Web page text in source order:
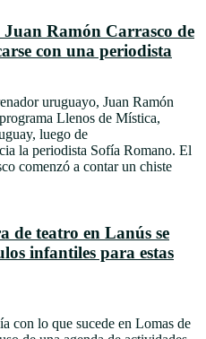
Ramón Carrasco de
con una periodista
uruguayo, Juan Ramón
Llenos de Mística,
luego de
la periodista Sofía Romano. El
comenzó a contar un chiste
de teatro en Lanús se
infantiles para estas
con lo que sucede en Lomas de